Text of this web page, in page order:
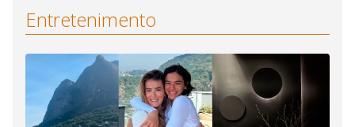
Entretenimento